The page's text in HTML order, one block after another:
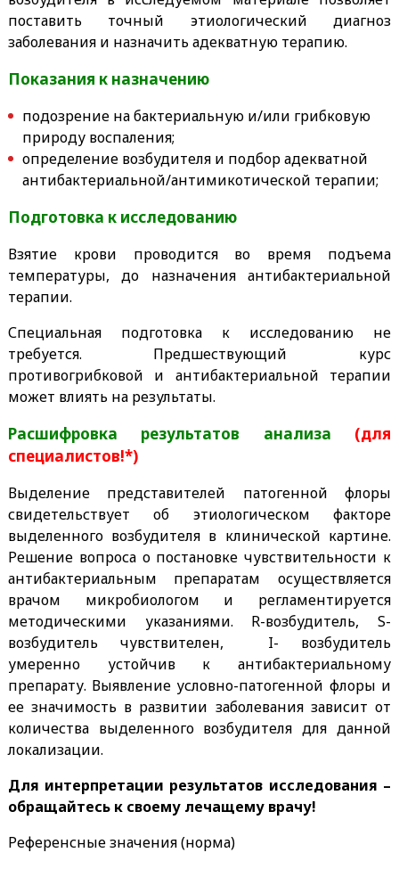
поставить точный этиологический диагноз
заболевания и назначить адекватную терапию.
Показания к назначению
подозрение на бактериальную и/или грибковую
природу воспаления;
определение возбудителя и подбор адекватной
антибактериальной/антимикотической терапии;
Подготовка к исследованию
Взятие крови проводится во время подъема
температуры, до назначения антибактериальной
терапии.
Специальная подготовка к исследованию не
требуется. Предшествующий курс
противогрибковой и антибактериальной терапии
может влиять на результаты.
Расшифровка результатов анализа (для
специалистов!*)
Выделение представителей патогенной флоры
свидетельствует об этиологическом факторе
выделенного возбудителя в клинической картине.
Решение вопроса о постановке чувствительности к
антибактериальным препаратам осуществляется
врачом микробиологом и регламентируется
методическими указаниями. R-возбудитель, S-
возбудитель чувствителен, I- возбудитель
умеренно устойчив к антибактериальному
препарату. Выявление условно-патогенной флоры и
ее значимость в развитии заболевания зависит от
количества выделенного возбудителя для данной
локализации.
Для интерпретации результатов исследования –
обращайтесь к своему лечащему врачу!
Референсные значения (норма)